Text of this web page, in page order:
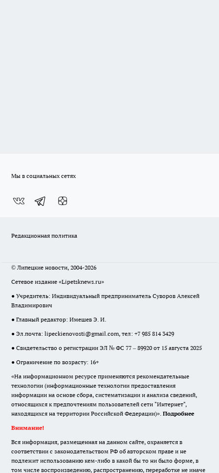
Мы в социальных сетях
Редакционная политика
© Липецкие новости, 2004-2026
Сетевое издание «Lipetsknews.ru»
● Учредитель: Индивидуальный предприниматель Суворов Алексей
Владимирович
● Главный редактор: Имешев Э. И.
● Эл.почта: lipeckienovosti@gmail.com, тел: +7 985 814 3429
● Свидетельство о регистрации ЭЛ № ФС 77 – 89920 от 15 августа 2025
● Ограничение по возрасту: 16+
«На информационном ресурсе применяются рекомендательные
технологии (информационные технологии предоставления
информации на основе сбора, систематизации и анализа сведений,
относящихся к предпочтениям пользователей сети "Интернет",
находящихся на территории Российской Федерации)». Подробнее
Внимание!
Вся информация, размещенная на данном сайте, охраняется в
соответствии с законодательством РФ об авторском праве и не
подлежит использованию кем-либо в какой бы то ни было форме, в
том числе воспроизведению, распространению, переработке не иначе